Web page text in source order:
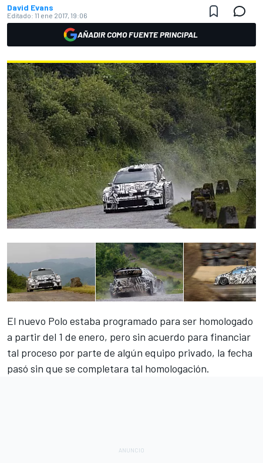
David Evans
Editado: 11 ene 2017, 19:06
AÑADIR COMO FUENTE PRINCIPAL
El nuevo Polo estaba programado para ser homologado
a partir del 1 de enero, pero sin acuerdo para financiar
tal proceso por parte de algún equipo privado, la fecha
pasó sin que se completara tal homologación.